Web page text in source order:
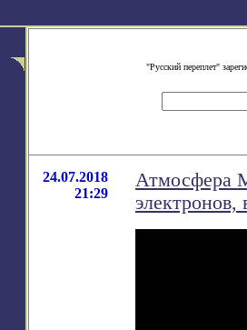
"Русский переплет"
24.07.2018
21:29
Атмосфера